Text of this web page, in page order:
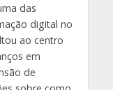
das
digital no
ao centro
em
de